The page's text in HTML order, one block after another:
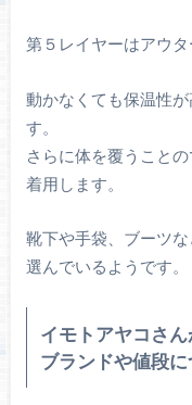
第５レイヤーはアウタ
動かなくても保温性
す。
さらに体を覆うこと
着用します。
靴下や手袋、ブーツ
選んでいるようです。
イモトアヤコさ
ブランドや値段